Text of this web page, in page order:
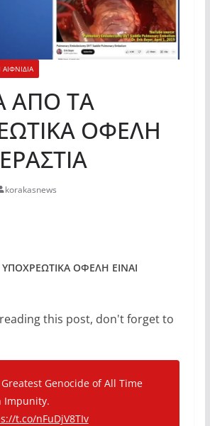
ΑΠΟ ΤΑ
ΟΦΕΛΗ
korakasnews
ΟΦΕΛΗ ΕΙΝΑΙ
this post, don't forget to
Genocide of All Time
Impunity.
t.co/nFuDjV8TIv